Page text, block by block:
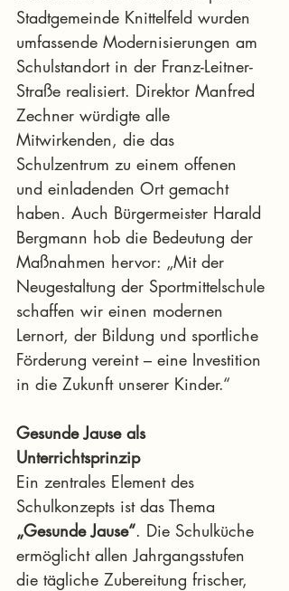
Stadtgemeinde Knittelfeld wurden
umfassende Modernisierungen am
Schulstandort in der Franz-Leitner-
Straße realisiert. Direktor Manfred
Zechner würdigte alle
Mitwirkenden, die das
Schulzentrum zu einem offenen
und einladenden Ort gemacht
haben. Auch Bürgermeister Harald
Bergmann hob die Bedeutung der
Maßnahmen hervor: „Mit der
Neugestaltung der Sportmittelschule
schaffen wir einen modernen
Lernort, der Bildung und sportliche
Förderung vereint – eine Investition
in die Zukunft unserer Kinder.“
Gesunde Jause als
Unterrichtsprinzip
Ein zentrales Element des
Schulkonzepts ist das Thema
„Gesunde Jause“. Die Schulküche
ermöglicht allen Jahrgangsstufen
die tägliche Zubereitung frischer,